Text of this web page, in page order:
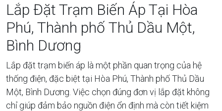
Lắp Đặt Trạm Biến Áp Tại Hòa
Phú, Thành phố Thủ Dầu Một,
Bình Dương
Lắp đặt trạm biến áp là một phần quan trọng của hệ
thống điện, đặc biệt tại Hòa Phú, Thành phố Thủ Dầu
Một, Bình Dương. Việc chọn đúng đơn vị lắp đặt không
chỉ giúp đảm bảo nguồn điện ổn định mà còn tiết kiệm